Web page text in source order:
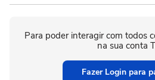
Para poder interagir com todos
na sua conta
Fazer Login para